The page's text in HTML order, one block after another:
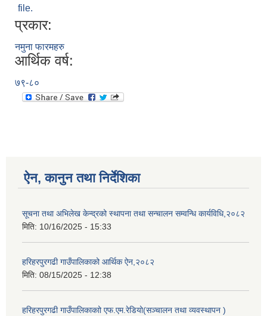
file.
प्रकार:
नमुना फारमहरु
आर्थिक वर्ष:
७९-८०
ऐन, कानुन तथा निर्देशिका
सूचना तथा अभिलेख केन्द्रको स्थापना तथा सन्चालन सम्वन्धि कार्यविधि,२०८२
मिति: 10/16/2025 - 15:33
हरिहरपुरगढी गाउँपालिकाको आर्थिक ऐन,२०८२
मिति: 08/15/2025 - 12:38
हरिहरपुरगढी गाउँपालिकाकाो एफ.एम.रेडियो(सञ्चालन तथा व्यवस्थापन )